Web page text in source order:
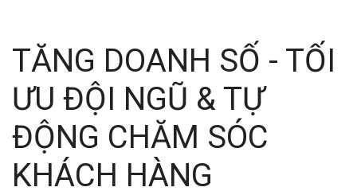
TĂNG DOANH SỐ - TỐI
ƯU ĐỘI NGŨ & TỰ
ĐỘNG CHĂM SÓC
KHÁCH HÀNG